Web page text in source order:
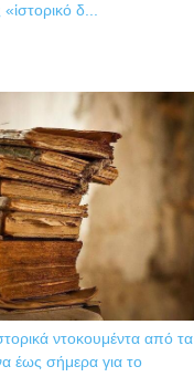
δ...
ντοκουμέντα από τα
έως σήμερα για το